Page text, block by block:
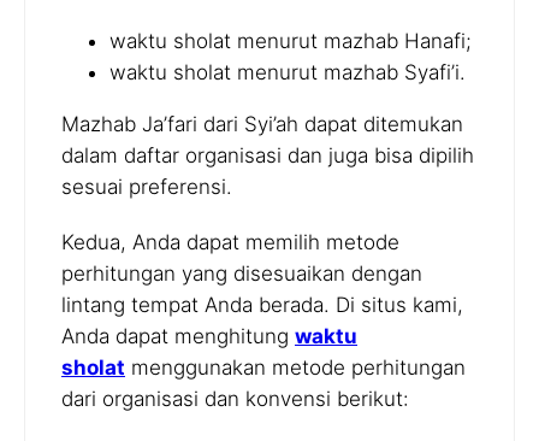
waktu sholat menurut mazhab Hanafi;
waktu sholat menurut mazhab Syafi’i.
Mazhab Ja’fari dari Syi’ah dapat ditemukan
dalam daftar organisasi dan juga bisa dipilih
sesuai preferensi.
Kedua, Anda dapat memilih metode
perhitungan yang disesuaikan dengan
lintang tempat Anda berada. Di situs kami,
Anda dapat menghitung waktu
sholat menggunakan metode perhitungan
dari organisasi dan konvensi berikut: